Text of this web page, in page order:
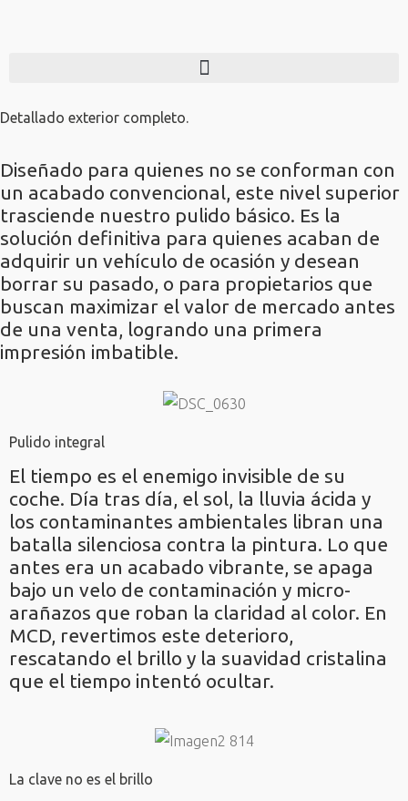
Detallado exterior completo.
Diseñado para quienes no se conforman con
un acabado convencional, este nivel superior
trasciende nuestro pulido básico. Es la
solución definitiva para quienes acaban de
adquirir un vehículo de ocasión y desean
borrar su pasado, o para propietarios que
buscan maximizar el valor de mercado antes
de una venta, logrando una primera
impresión imbatible.
Pulido integral
El tiempo es el enemigo invisible de su
coche. Día tras día, el sol, la lluvia ácida y
los contaminantes ambientales libran una
batalla silenciosa contra la pintura. Lo que
antes era un acabado vibrante, se apaga
bajo un velo de contaminación y micro-
arañazos que roban la claridad al color. En
MCD, revertimos este deterioro,
rescatando el brillo y la suavidad cristalina
que el tiempo intentó ocultar.
La clave no es el brillo